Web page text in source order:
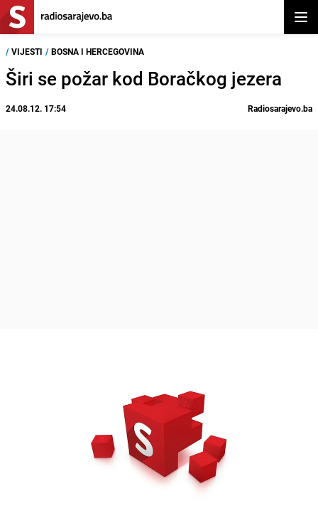
/ VIJESTI / BOSNA I HERCEGOVINA
Širi se požar kod Boračkog jezera
24.08.12. 17:54 Radiosarajevo.ba